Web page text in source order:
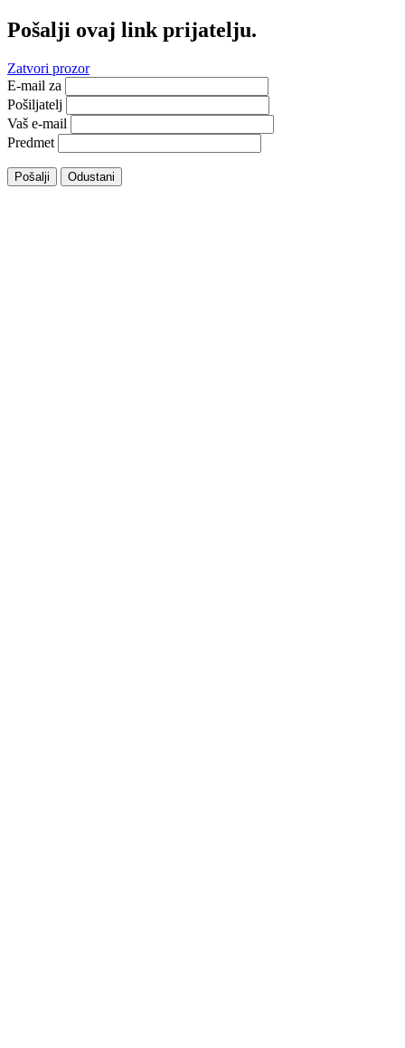
Pošalji ovaj link prijatelju.
Zatvori prozor
E-mail za
Pošiljatelj
Vaš e-mail
Predmet
Pošalji Odustani